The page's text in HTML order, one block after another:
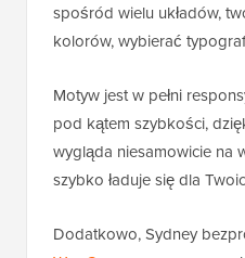
spośród wielu układów,
kolorów, wybierać
Motyw jest w pełni
pod kątem szybkości,
wygląda niesamowicie na
szybko ładuje się dla
Dodatkowo, Sydney